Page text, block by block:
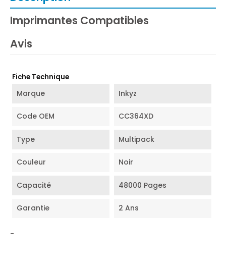
Imprimantes Compatibles
Avis
Fiche Technique
Marque Inkyz
Code OEM CC364XD
Type Multipack
Couleur Noir
Capacité 48000 Pages
Garantie 2 Ans
-